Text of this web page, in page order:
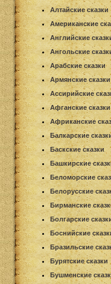
Алтайские сказки
Американские
Английские
Ангольские
Арабские сказки
Армянские сказки
Ассирийские
Афганские сказки
Африканские
Балкарские
Баскские сказки
Башкирские
Беломорские
Белорусские
Бирманские
Болгарские
Боснийские
Бразильские
Бурятские сказки
Бушменские